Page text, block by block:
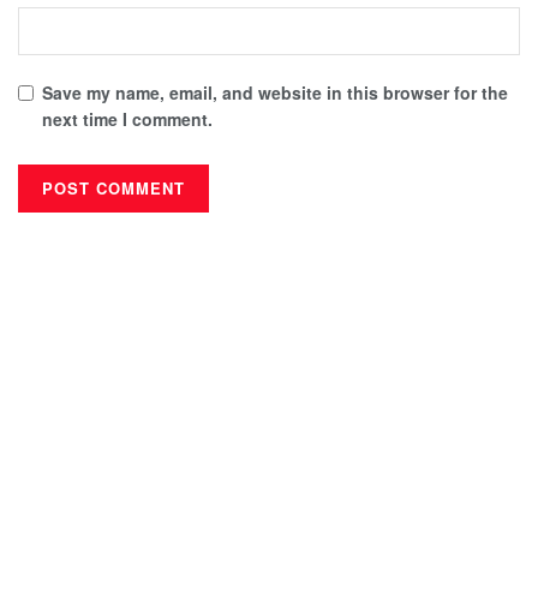
Save my name, email, and website in this browser for the
next time I comment.